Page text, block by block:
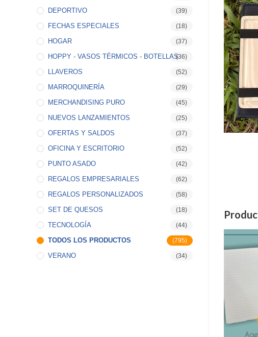
DEPORTIVO (39)
FECHAS ESPECIALES (18)
HOGAR (37)
HOPPY - VASOS TÉRMICOS - BOTELLAS(36)
LLAVEROS (52)
MARROQUINERÍA (29)
MERCHANDISING PURO (45)
NUEVOS LANZAMIENTOS (25)
OFERTAS Y SALDOS (37)
OFICINA Y ESCRITORIO (52)
PUNTO ASADO (42)
REGALOS EMPRESARIALES (62)
REGALOS PERSONALIZADOS (58)
SET DE QUESOS (18)
TECNOLOGÍA (44)
TODOS LOS PRODUCTOS (795)
VERANO (34)